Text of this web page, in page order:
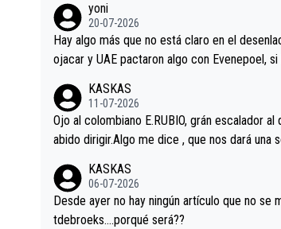
rd permaneció pegado a su rueda. Parecía
en la que era capaz de controlar el miedo",
yoni
20-07-2026
Hay algo más que no está claro en el
ojacar y UAE pactaron algo con Evenepoel,
casi sin pedalear, luego está el saludo con
la mano de una manera muy fraternal, más
oques en el hombro con que saludaba a
o aprieta, a ver si por querer poner a Del Toro
n posición de podio UAE y Pojacar se van
KASKAS
11-07-2026
Ojo al colombiano E.RUBIO, grán escalador al
abido dirigir.Algo me dice , que nos dará
KASKAS
06-07-2026
Desde ayer no hay ningún artículo que no se meta
tdebroeks….porqué será??